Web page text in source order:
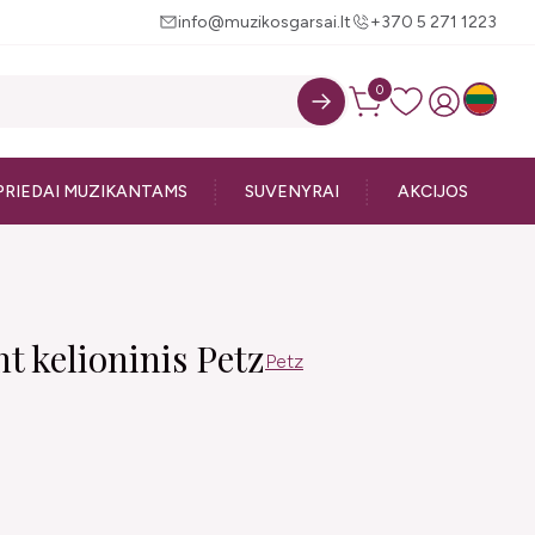
info@muzikosgarsai.lt +370 5 271 1223
0
MUZIKANTAMS SUVENYRAI AKCIJOS
kelioninis PetzPetz